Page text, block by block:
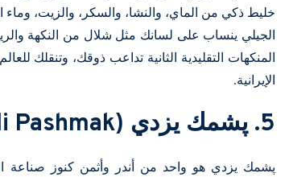
خليط ذكي من الماي، والنشا، والسكر، والزيت،
الجيلي ينساب على لسانك مثل شلال من النكهة
المنكهات التقليدية الثانية تداعب ذوقك، وتنقلك
الإيرانية.
5. پشمك يزدي (Yazdi Pashmak)
پشمك يزدي هو واحد من أندر وأثمن كنوز صناعة